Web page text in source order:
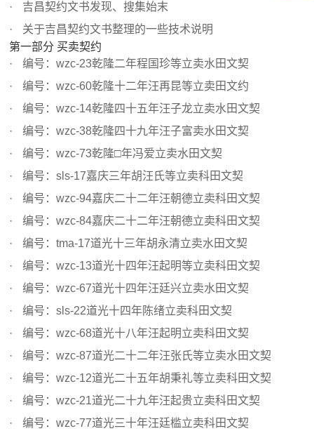
吉昌契约文书发现、搜集始末
关于吉昌契约文书整理的一些技术说明
第一部分 买卖契约
编号：wzc-23乾隆二年程国珍等立卖水田文契
编号：wzc-60乾隆十二年汪再昆等立卖田文约
编号：wzc-14乾隆四十五年汪子龙立卖水田文契
编号：wzc-38乾隆四十九年汪子富卖水田文契
编号：wzc-73乾隆□年冯爱立卖水田文契
编号：sls-17嘉庆三年胡汪氏等立卖科田文契
编号：wzc-94嘉庆二十二年汪朝德立卖科田文契
编号：wzc-84嘉庆二十二年汪朝德立卖科田文契
编号：tma-17道光十三年胡永清立卖水田文契
编号：wzc-13道光十四年汪起明等立卖科田文契
编号：wzc-67道光十四年汪廷兴立卖水田文契
编号：sls-22道光十四年陈绪立卖科田文契
编号：wzc-68道光十八年汪起明立卖科田文契
编号：wzc-87道光二十二年汪张氏等立卖水田文契
编号：wzc-12道光二十五年胡秉礼等立卖科田文契
编号：wzc-21道光二十九年汪起贵立卖科田文契
编号：wzc-77道光三十年汪廷槛立卖科田文契